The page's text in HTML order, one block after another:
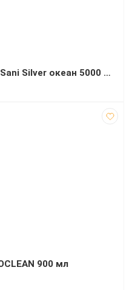
Гель для миття унітазів Sani Silver океан 5000 мл
900 мл